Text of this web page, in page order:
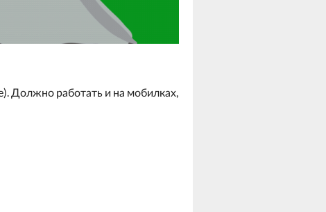
Должно работать и на мобилках,